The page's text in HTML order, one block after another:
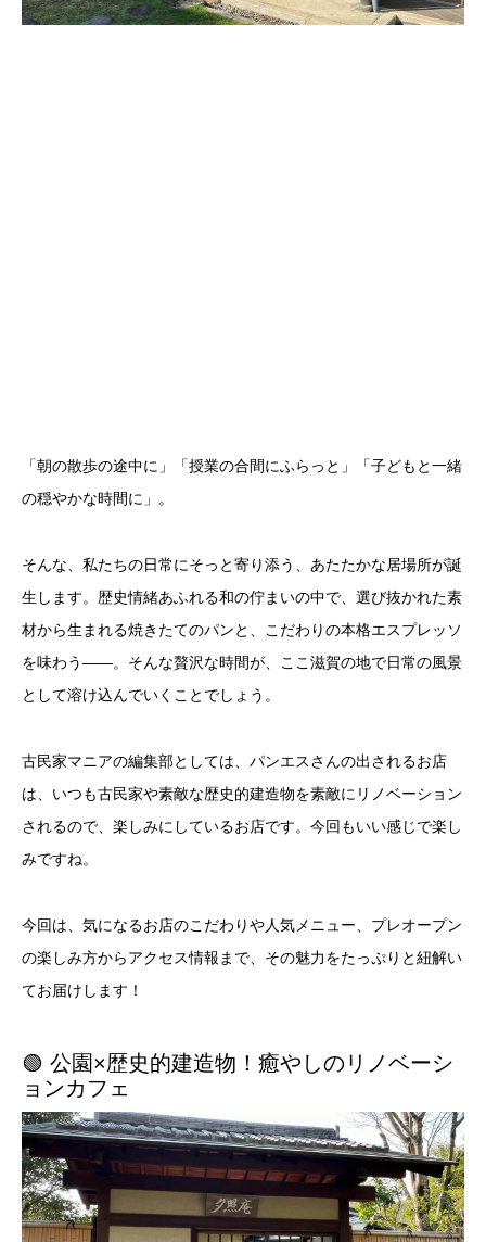
「朝の散歩の途中に」「授業の合間にふらっと」「子どもと一緒
の穏やかな時間に」。
そんな、私たちの日常にそっと寄り添う、あたたかな居場所が誕
生します。歴史情緒あふれる和の佇まいの中で、選び抜かれた素
材から生まれる焼きたてのパンと、こだわりの本格エスプレッソ
を味わう――。そんな贅沢な時間が、ここ滋賀の地で日常の風景
として溶け込んでいくことでしょう。
古民家マニアの編集部としては、パンエスさんの出されるお店
は、いつも古民家や素敵な歴史的建造物を素敵にリノベーション
されるので、楽しみにしているお店です。今回もいい感じで楽し
みですね。
今回は、気になるお店のこだわりや人気メニュー、プレオープン
の楽しみ方からアクセス情報まで、その魅力をたっぷりと紐解い
てお届けします！
🟢 公園×歴史的建造物！癒やしのリノベーシ
ョンカフェ